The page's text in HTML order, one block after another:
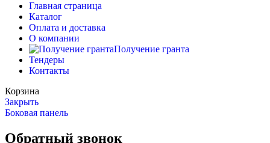
Главная страница
Каталог
Оплата и доставка
О компании
Получение гранта
Тендеры
Контакты
Корзина
Закрыть
Боковая панель
Обратный звонок